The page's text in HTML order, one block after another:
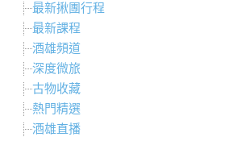
最新揪團行程
最新課程
酒雄頻道
深度微旅
古物收藏
熱門精選
酒雄直播